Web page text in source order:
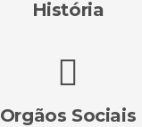
História
Orgãos Sociais